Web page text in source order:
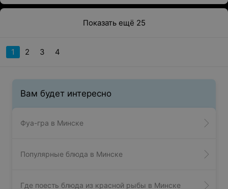
Показать ещё 25
1 2 3 4
Вам будет интересно
Фуа-гра в Минске
Популярные блюда в Минске
Где поесть блюда из красной рыбы в Минске